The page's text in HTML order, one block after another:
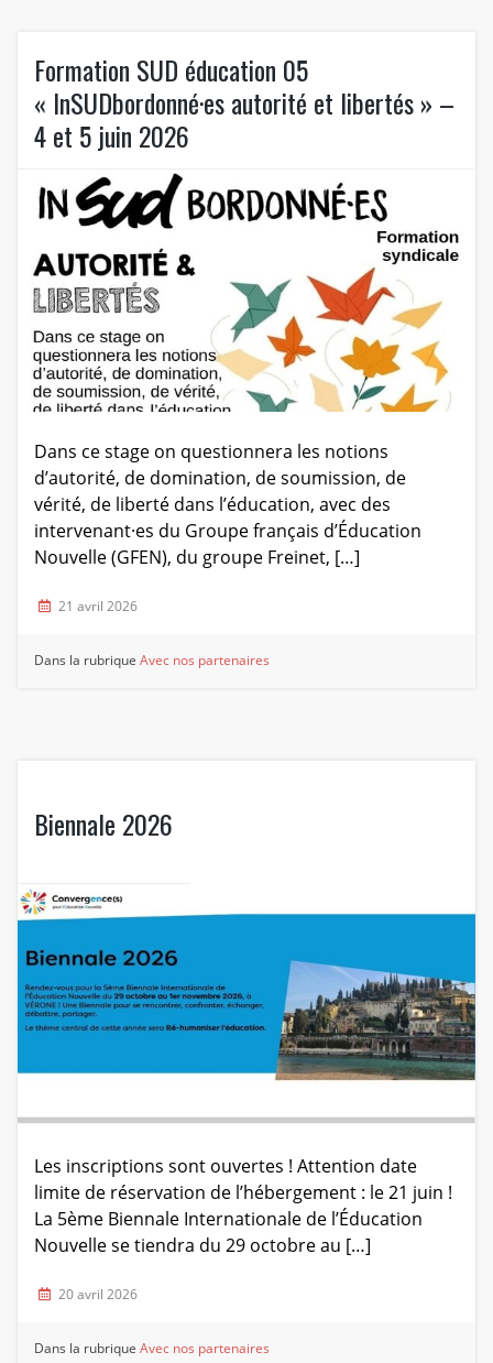
Formation SUD éducation 05
« InSUDbordonné·es autorité et libertés » –
4 et 5 juin 2026
Dans ce stage on questionnera les notions
d’autorité, de domination, de soumission, de
vérité, de liberté dans l’éducation, avec des
intervenant·es du Groupe français d’Éducation
Nouvelle (GFEN), du groupe Freinet, […]
21 avril 2026
Dans la rubriqueAvec nos partenaires
Biennale 2026
Les inscriptions sont ouvertes ! Attention date
limite de réservation de l’hébergement : le 21 juin !
La 5ème Biennale Internationale de l’Éducation
Nouvelle se tiendra du 29 octobre au […]
20 avril 2026
Dans la rubriqueAvec nos partenaires